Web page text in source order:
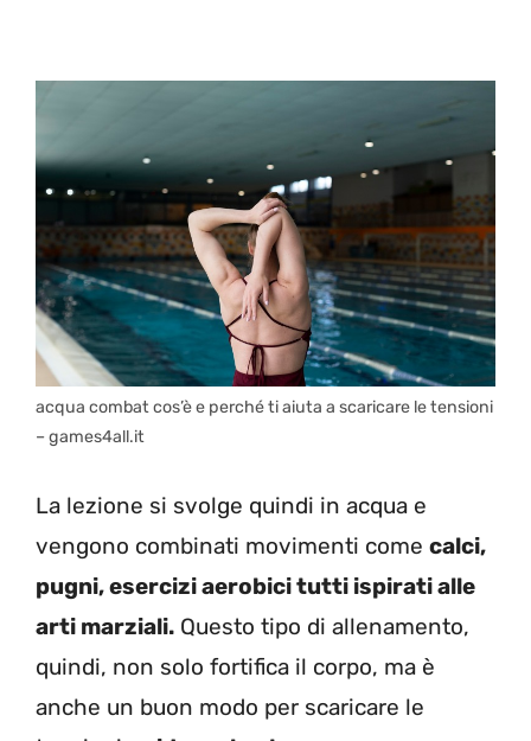
acqua combat cos’è e perché ti aiuta a scaricare le tensioni
– games4all.it
La lezione si svolge quindi in acqua e
vengono combinati movimenti come calci,
pugni, esercizi aerobici tutti ispirati alle
arti marziali. Questo tipo di allenamento,
quindi, non solo fortifica il corpo, ma è
anche un buon modo per scaricare le